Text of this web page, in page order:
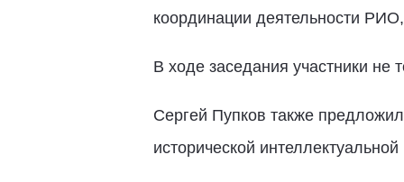
координации деятельности
В ходе заседания участники
Сергей Пупков также
исторической